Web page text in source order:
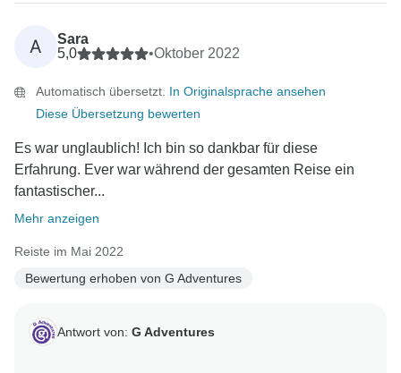
A
Sara
5,0
•Oktober 2022
Automatisch übersetzt. In Originalsprache ansehen
Diese Übersetzung bewerten
Es war unglaublich! Ich bin so dankbar für diese
Erfahrung. Ever war während der gesamten Reise ein
fantastischer...
Mehr anzeigen
Reiste im Mai 2022
Bewertung erhoben von G Adventures
Antwort von: G Adventures